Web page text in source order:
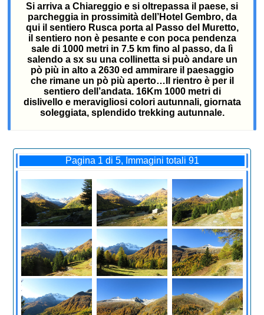
Si arriva a Chiareggio e si oltrepassa il paese, si
parcheggia in prossimità dell’Hotel Gembro, da
qui il sentiero Rusca porta al Passo del Muretto,
il sentiero non è pesante e con poca pendenza
sale di 1000 metri in 7.5 km fino al passo, da lì
salendo a sx su una collinetta si può andare un
pò più in alto a 2630 ed ammirare il paesaggio
che rimane un pò più aperto…Il rientro è per il
sentiero dell’andata. 16Km 1000 metri di
dislivello e meravigliosi colori autunnali, giornata
soleggiata, splendido trekking autunnale.
Pagina 1 di 5, Immagini totali 91